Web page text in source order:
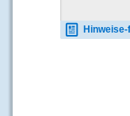
Hinweise-fuer-